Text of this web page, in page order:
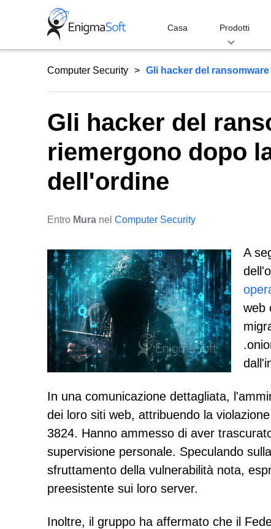
Casa Prodotti
Computer Security Gli hacker del
Gli hacker del
riemergono dopo
dell'ordine
Entro Mura nel Computer Security
A
web
In una comunicazione dettagliata,
dei loro siti web, attribuendo la
3824. Hanno ammesso di aver
supervisione personale. Speculando
sfruttamento della vulnerabilità nota,
preesistente sui loro server.
Inoltre, il gruppo ha affermato che il